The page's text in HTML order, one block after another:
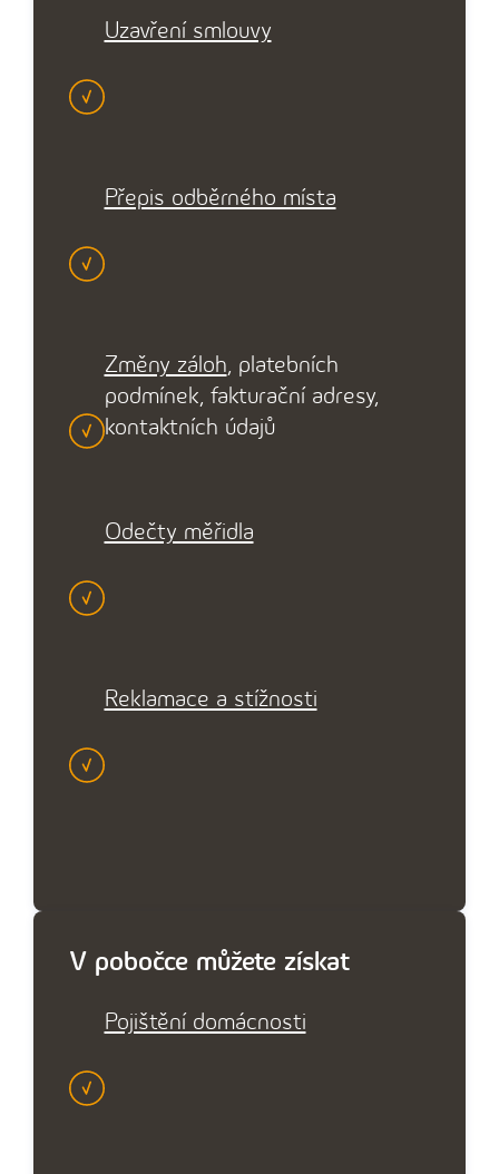
Uzavření smlouvy
Přepis odběrného místa
Změny záloh, platebních
podmínek, fakturační adresy,
kontaktních údajů
Odečty měřidla
Reklamace a stížnosti
V pobočce můžete získat
Pojištění domácnosti